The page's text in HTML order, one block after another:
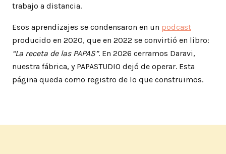
trabajo a distancia.
Esos aprendizajes se condensaron en un podcast
producido en 2020, que en 2022 se convirtió en libro:
“La receta de las PAPAS”. En 2026 cerramos Daravi,
nuestra fábrica, y PAPASTUDIO dejó de operar. Esta
página queda como registro de lo que construimos.